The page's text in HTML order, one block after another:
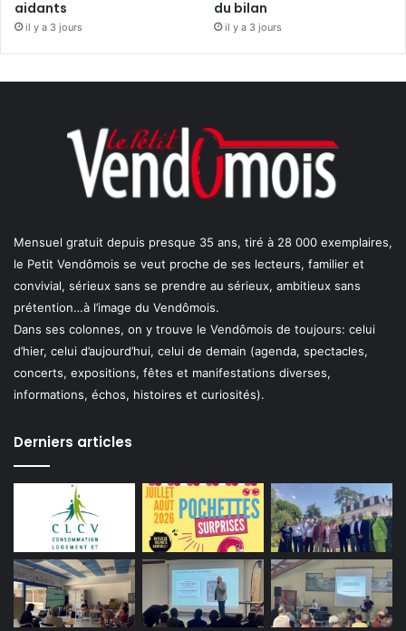
aidants
il y a 3 jours
du bilan
il y a 3 jours
Mensuel gratuit depuis presque 35 ans, tiré à 28 000 exemplaires,
le Petit Vendômois se veut proche de ses lecteurs, familier et
convivial, sérieux sans se prendre au sérieux, ambitieux sans
prétention…à l’image du Vendômois.
Dans ses colonnes, on y trouve le Vendômois de toujours: celui
d’hier, celui d’aujourd’hui, celui de demain (agenda, spectacles,
concerts, expositions, fêtes et manifestations diverses,
informations, échos, histoires et curiosités).
Derniers articles